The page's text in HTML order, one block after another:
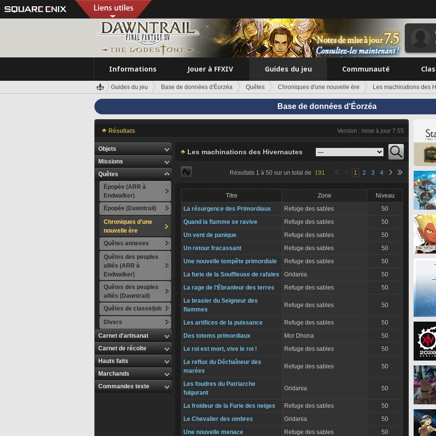
Informations Jouer à FFXIV Guides du jeu Communauté
Guides du jeu Base de données d'Éorzéa Quêtes Chroniques d'une nouvelle ère Les machinations des
Base de données d'Éorzéa
Résultats Version : mise à jour 7.55
Objets
Missions
Quêtes
Épopée (ARR à
Endwalker)
Épopée (Dawntrail)
Chroniques d'une
nouvelle ère
Quêtes annexes
Quêtes des peuples
alliés (ARR à
Endwalker)
Quêtes des peuples
alliés (Dawntrail)
Quêtes de classe/job
Divers
Carnet d'artisanat
Carnet de récolte
Hauts faits
Marchands
Commandes texte
Les machinations des Hivernautes
Résultats 1 à 50 sur un total de 191 1 2 3 4
Titre Zone
Niveau
La résurgence des Primordiaux
Refuge des sables
50
Quand la flamme se ravive
Refuge des sables
50
Un vent de panique
Refuge des sables
50
Un retour fracassant
Refuge des sables
50
Une nouvelle tempête primordiale
Refuge des sables
50
La furie de la Souffleuse de rafales
Gridania
50
La rage de l'Ébranleur des terres
Refuge des sables
50
Le brasier du Seigneur des
flammes
Refuge des sables 50
Les artifices de la puissance Refuge des sables
50
Des totems primordiaux
Mor Dhona
50
Le roi est mort, vive le roi !
Refuge des sables
50
Le reflux du Déchaîneur des
marées
Refuge des sables 50
Les foudres du Patriarche
fulgurant
Gridania 50
La froideur de la Furie des neiges Refuge des sables
50
Le Chevalier des ombres
Gridania
50
Une nouvelle menace
Refuge des sables 50